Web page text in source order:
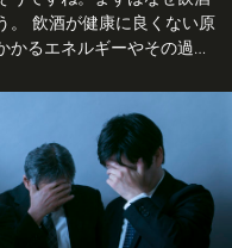
い原
かるエネルギーやその過程